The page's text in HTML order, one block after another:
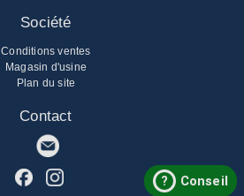
Société
Conditions ventes
Magasin d'usine
Plan du site
Contact
? Conseil